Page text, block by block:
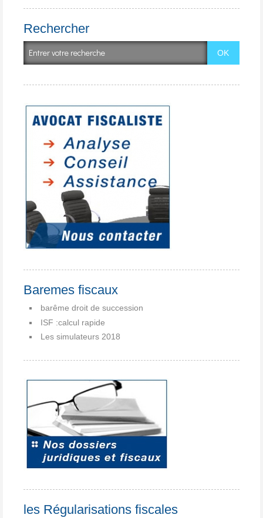
Rechercher
Baremes fiscaux
barême droit de succession
ISF :calcul rapide
Les simulateurs 2018
les Régularisations fiscales